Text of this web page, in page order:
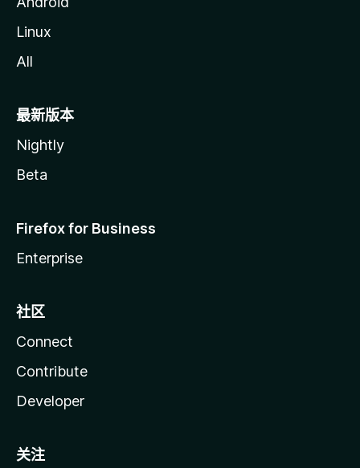
Linux
All
最新版本
Nightly
Beta
Firefox for Business
Enterprise
社区
Connect
Contribute
Developer
关注